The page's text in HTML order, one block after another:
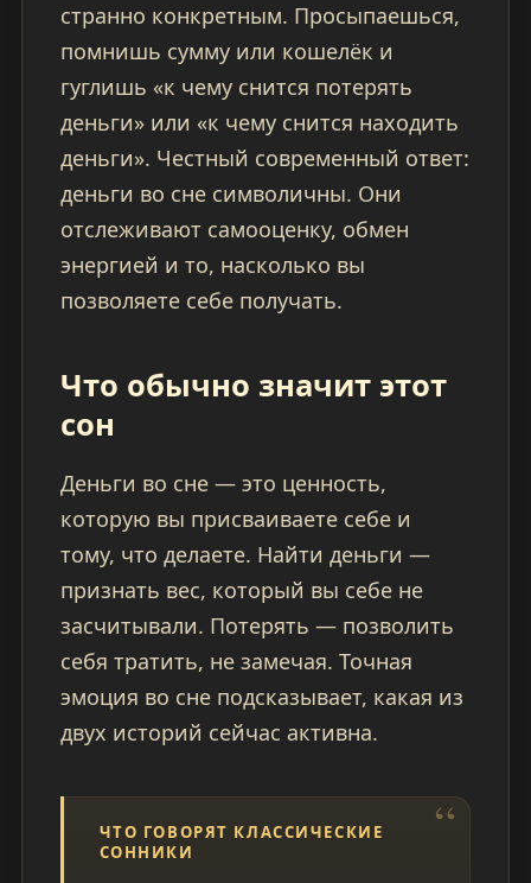
странно конкретным. Просыпаешься,
помнишь сумму или кошелёк и
гуглишь «к чему снится потерять
деньги» или «к чему снится находить
деньги». Честный современный ответ:
деньги во сне символичны. Они
отслеживают самооценку, обмен
энергией и то, насколько вы
позволяете себе получать.
Что обычно значит этот
сон
Деньги во сне — это ценность,
которую вы присваиваете себе и
тому, что делаете. Найти деньги —
признать вес, который вы себе не
засчитывали. Потерять — позволить
себя тратить, не замечая. Точная
эмоция во сне подсказывает, какая из
двух историй сейчас активна.
ЧТО ГОВОРЯТ КЛАССИЧЕСКИЕ
СОННИКИ